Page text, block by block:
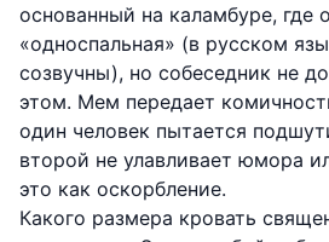
основанный на каламбуре, где
«односпальная» (в русском
созвучны), но собеседник не
этом. Мем передает
один человек пытается
второй не улавливает юмора
это как оскорбление.
Какого размера кровать